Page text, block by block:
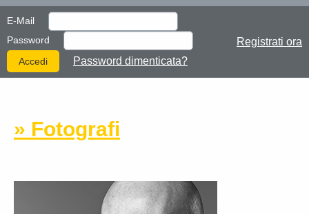
E-Mail
Password
Password dimenticata?
Registrati ora
» Fotografi